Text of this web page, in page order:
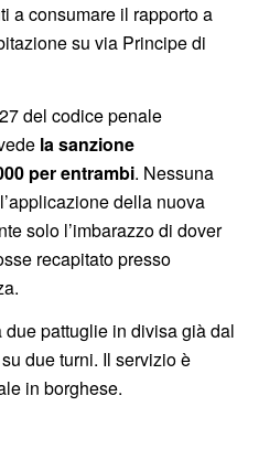
a consumare il rapporto a
su via Principe di
del codice penale
la sanzione
per entrambi. Nessuna
della nuova
solo l’imbarazzo di dover
recapitato presso
due pattuglie in divisa già dal
due turni. Il servizio è
in borghese.